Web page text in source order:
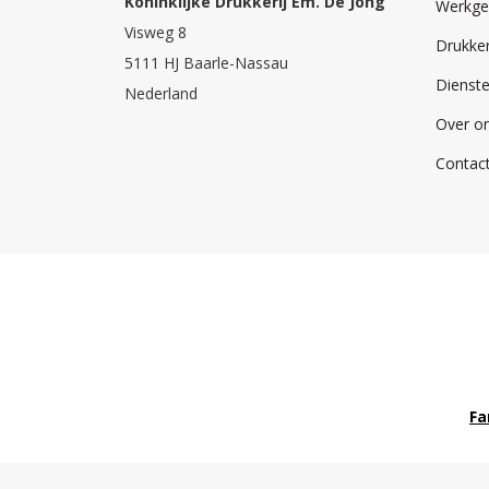
Visweg 8
5111 HJ Baarle-Nassau
Nederland
Over